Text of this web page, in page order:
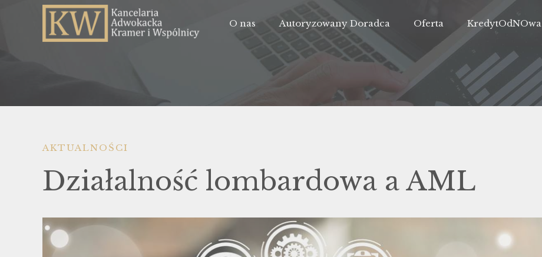
O nas Autoryzowany Doradca Oferta KredytOdNOwa
AKTUALNOŚCI
Działalność lombardowa a AML